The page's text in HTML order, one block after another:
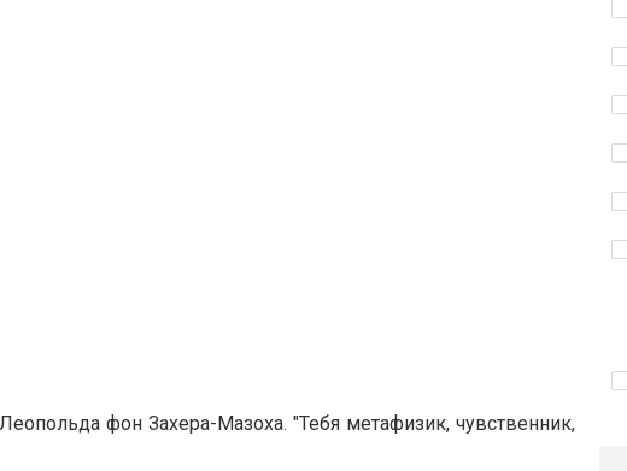
фон Захера-Мазоха. "Тебя метафизик, чувственник,